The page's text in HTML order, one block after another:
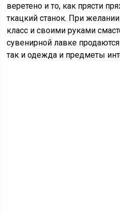
веретено и то, как прясти
ткацкий станок. При
класс и своими руками
сувенирной лавке
так и одежда и предметы